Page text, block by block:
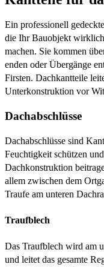
Ein professionell
die Ihr Bauobjekt
machen. Sie kommen
enden oder Übergänge
Firsten. Dachkantteile
Unterkonstruktion vor
Dachabschlüsse
Dachabschlüsse sind
Feuchtigkeit schützen
Dachkonstruktion
allem zwischen dem
Traufe am unteren
Traufblech
Das Traufblech wird am
und leitet das gesamte